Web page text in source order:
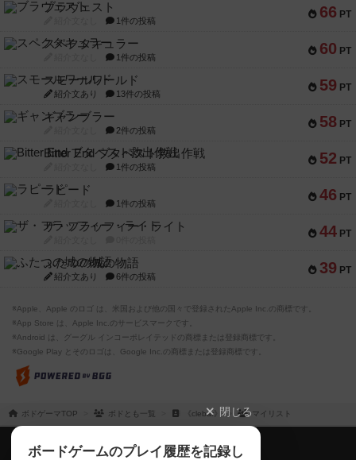
66 PT
ブラヴェスト
1件の投稿
60 PT
スペクタキュラー
1件の投稿
59 PT
スモールワールド
紹介文あり 13件の投稿
58 PT
ギャンブラー
2件の投稿
52 PT
Bitter End ブタペスト救出作戦
1件の投稿
46 PT
ラピード
1件の投稿
44 PT
ザ・フラッフィー・ライト
39 PT
ふたつの城の物語
紹介文あり 6件の投稿
※Apple、Apple のロゴ は、米国および他の国々で登録されたApple Inc.の商標です。
※App Store は、Apple Inc.のサービスマークです。
※Android は、グーグル インコーポレイテッドの商標または登録商標です。
※Google Play とそのロゴは、Google Inc.の商標または登録商標です。
ボドゲーマTOP ボドとも一覧 《clebar》 マイリスト
閉じる
ボードゲームのプレイ履歴を記録し
ボドゲーマTOP